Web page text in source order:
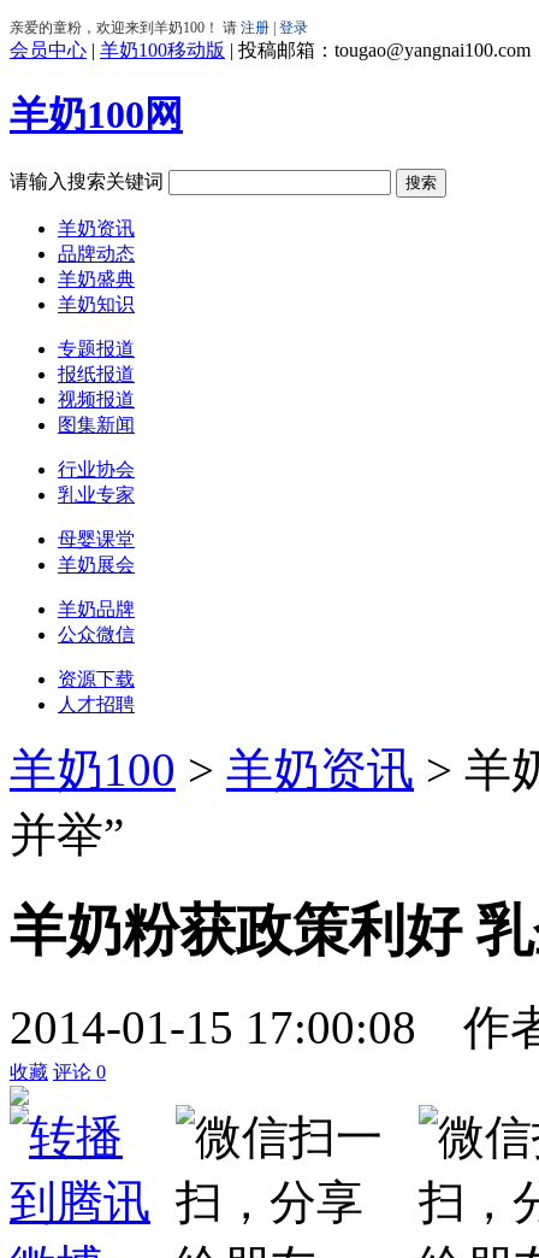
会员中心 | 羊奶100移动版 | 投稿邮箱：tougao@yangnai100.com
羊奶100网
请输入搜索关键词
羊奶资讯
品牌动态
羊奶盛典
羊奶知识
专题报道
报纸报道
视频报道
图集新闻
行业协会
乳业专家
母婴课堂
羊奶展会
羊奶品牌
公众微信
资源下载
人才招聘
羊奶100 > 羊奶资讯 > 羊
并举”
羊奶粉获政策利好
2014-01-15 17:00:08 作
收藏 评论 0